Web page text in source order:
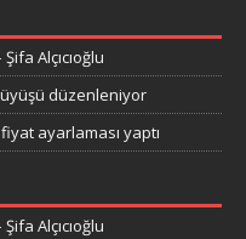
Alçıcıoğlu
düzenleniyor
ayarlaması yaptı
Alçıcıoğlu